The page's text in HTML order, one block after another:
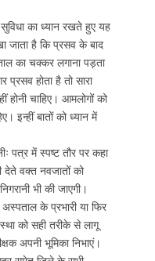
सुविधा का ध्यान रखते हुए यह
जाता है कि प्रसव के बाद
का चक्कर लगाना पड़ता
प्रसव होता है तो सारा
होनी चाहिए। आमलोगों को
इन्हीं बातों को ध्यान में
पत्र में स्पष्ट तौर पर कहा
वक्त नवजातों को
भी की जाएगी।
अस्पताल के प्रभारी या फिर
को सही तरीके से लागू
अपनी भूमिका निभाएं।